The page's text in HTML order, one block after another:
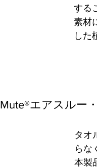
する
素材
した
エアスルー
タオ
らな
本製